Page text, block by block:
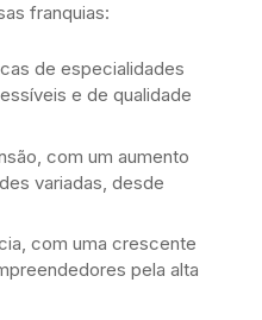
franquias:
de especialidades
e de qualidade
com um aumento
variadas, desde
com uma crescente
pela alta